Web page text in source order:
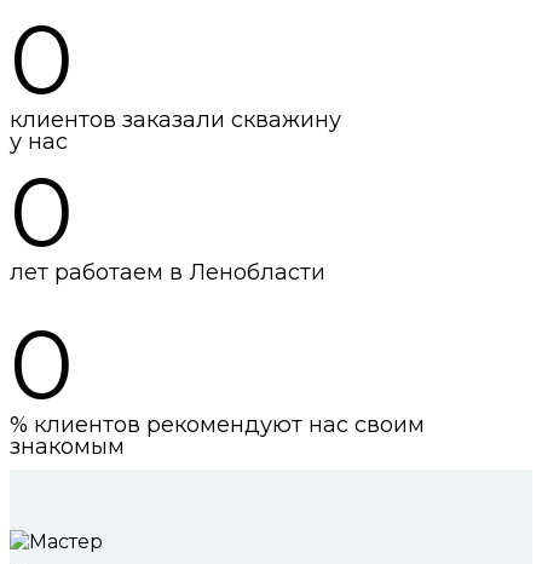
0
клиентов заказали скважину
у нас
0
лет работаем в Ленобласти
0
% клиентов рекомендуют нас своим
знакомым